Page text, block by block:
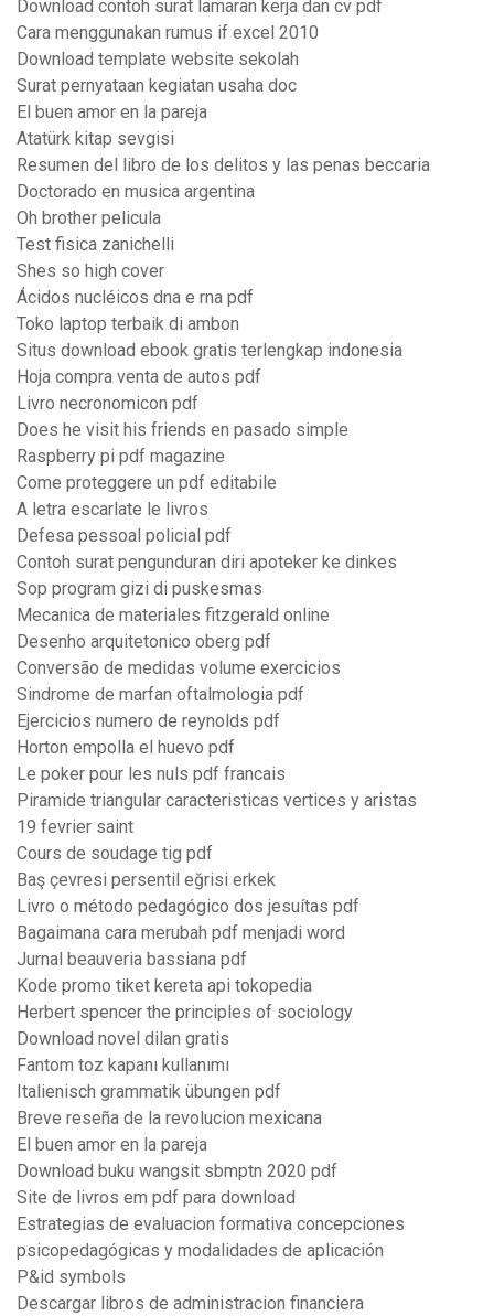
Download contoh surat lamaran kerja dan cv pdf
Cara menggunakan rumus if excel 2010
Download template website sekolah
Surat pernyataan kegiatan usaha doc
El buen amor en la pareja
Atatürk kitap sevgisi
Resumen del libro de los delitos y las penas beccaria
Doctorado en musica argentina
Oh brother pelicula
Test fisica zanichelli
Shes so high cover
Ácidos nucléicos dna e rna pdf
Toko laptop terbaik di ambon
Situs download ebook gratis terlengkap indonesia
Hoja compra venta de autos pdf
Livro necronomicon pdf
Does he visit his friends en pasado simple
Raspberry pi pdf magazine
Come proteggere un pdf editabile
A letra escarlate le livros
Defesa pessoal policial pdf
Contoh surat pengunduran diri apoteker ke dinkes
Sop program gizi di puskesmas
Mecanica de materiales fitzgerald online
Desenho arquitetonico oberg pdf
Conversão de medidas volume exercicios
Sindrome de marfan oftalmologia pdf
Ejercicios numero de reynolds pdf
Horton empolla el huevo pdf
Le poker pour les nuls pdf francais
Piramide triangular caracteristicas vertices y aristas
19 fevrier saint
Cours de soudage tig pdf
Baş çevresi persentil eğrisi erkek
Livro o método pedagógico dos jesuítas pdf
Bagaimana cara merubah pdf menjadi word
Jurnal beauveria bassiana pdf
Kode promo tiket kereta api tokopedia
Herbert spencer the principles of sociology
Download novel dilan gratis
Fantom toz kapanı kullanımı
Italienisch grammatik übungen pdf
Breve reseña de la revolucion mexicana
El buen amor en la pareja
Download buku wangsit sbmptn 2020 pdf
Site de livros em pdf para download
Estrategias de evaluacion formativa concepciones
psicopedagógicas y modalidades de aplicación
P&id symbols
Descargar libros de administracion financiera